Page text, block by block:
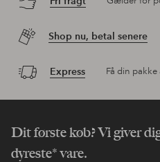
Shop nu, betal senere
Express Få din
Dit første køb? Vi giver
dyreste* vare.